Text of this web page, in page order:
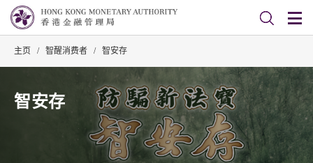
主页 / 智醒消费者 / 智安存
智安存